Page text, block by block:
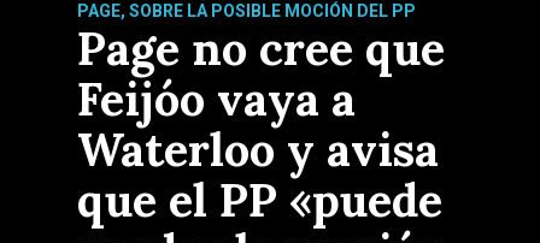
PAGE, SOBRE LA POSIBLE MOCIÓN DEL PP
Page no cree que
Feijóo vaya a
Waterloo y avisa
que el PP «puede